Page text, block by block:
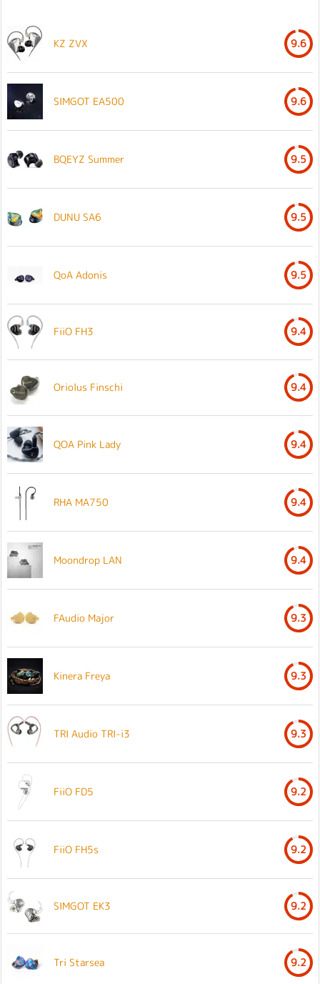
KZ ZVX 9.6
SIMGOT EA500 9.6
BQEYZ Summer 9.5
DUNU SA6 9.5
QoA Adonis 9.5
FiiO FH3 9.4
Oriolus Finschi 9.4
QOA Pink Lady 9.4
RHA MA750 9.4
Moondrop LAN 9.4
FAudio Major 9.3
Kinera Freya 9.3
TRI Audio TRI-i3 9.3
FiiO FD5 9.2
FiiO FH5s 9.2
SIMGOT EK3 9.2
Tri Starsea 9.2